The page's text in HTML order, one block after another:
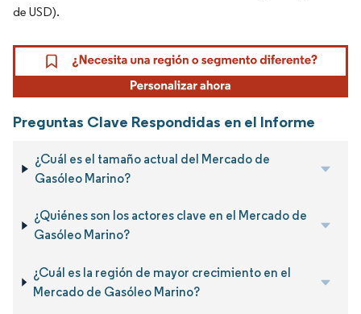
de USD).
Preguntas Clave Respondidas en el Informe
¿Cuál es el tamaño actual del Mercado de
Gasóleo Marino?
¿Quiénes son los actores clave en el Mercado de
Gasóleo Marino?
¿Cuál es la región de mayor crecimiento en el
Mercado de Gasóleo Marino?